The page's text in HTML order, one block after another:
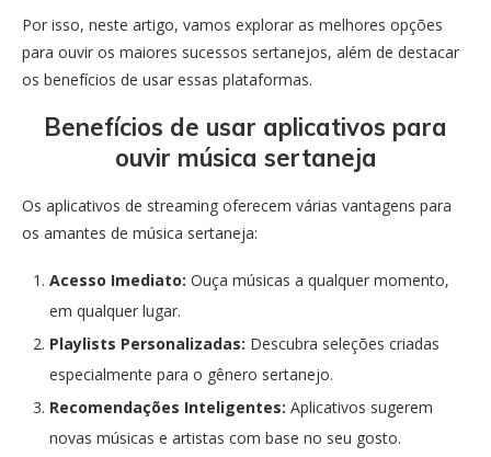
Por isso, neste artigo, vamos explorar as melhores opções
para ouvir os maiores sucessos sertanejos, além de destacar
os benefícios de usar essas plataformas.
Benefícios de usar aplicativos para
ouvir música sertaneja
Os aplicativos de streaming oferecem várias vantagens para
os amantes de música sertaneja:
Acesso Imediato: Ouça músicas a qualquer momento,
em qualquer lugar.
Playlists Personalizadas: Descubra seleções criadas
especialmente para o gênero sertanejo.
Recomendações Inteligentes: Aplicativos sugerem
novas músicas e artistas com base no seu gosto.